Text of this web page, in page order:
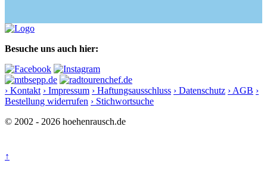
Besuche uns auch hier:
› Kontakt › Impressum › Haftungsausschluss › Datenschutz › AGB ›
Bestellung widerrufen › Stichwortsuche
© 2002 - 2026 hoehenrausch.de
↑